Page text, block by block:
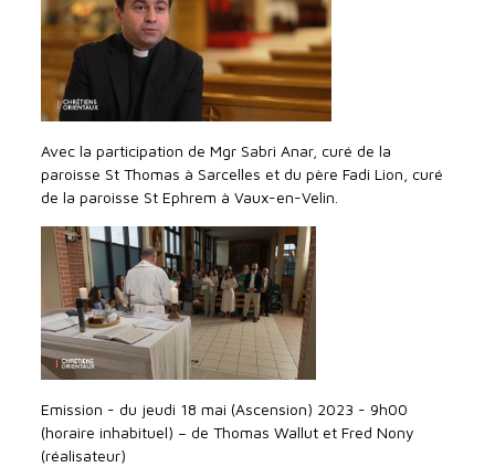
Avec la participation de Mgr Sabri Anar, curé de la
paroisse St Thomas à Sarcelles et du père Fadi Lion, curé
de la paroisse St Ephrem à Vaux-en-Velin.
Emission - du jeudi 18 mai (Ascension) 2023 - 9h00
(horaire inhabituel) – de Thomas Wallut et Fred Nony
(réalisateur)